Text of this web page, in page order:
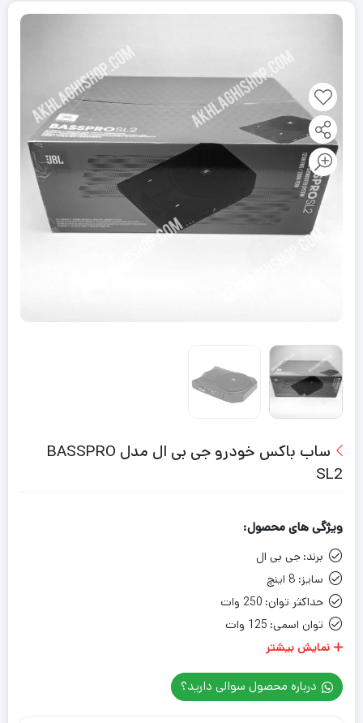
ساب باکس خودرو جی بی ال مدل BASSPRO
SL2
ویژگی های محصول:
برند: جی بی ال
سایز: 8 اینچ
حداکثر توان: 250 وات
توان اسمی: 125 وات
مقاومت:4 اهم
نمایش بیشتر
درباره محصول سوالی دارید؟